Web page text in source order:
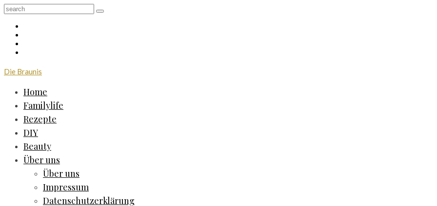
Die Braunis
Home
Familylife
Rezepte
DIY
Beauty
Über uns
Über uns
Impressum
Datenschutzerklärung